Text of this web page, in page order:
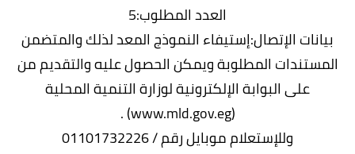
العدد المطلوب:5
بيانات الإتصال:إستيفاء النموذج المعد لذلك والمتضمن
المستندات المطلوبة ويمكن الحصول عليه والتقديم من
على البوابة الإلكترونية لوزارة التنمية المحلية
(www.mld.gov.eg) .
وللإستعلام موبايل رقم / 01101732226